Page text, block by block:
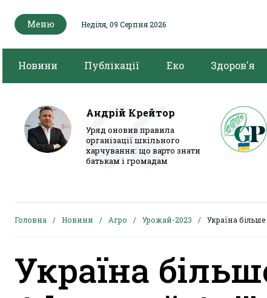
Меню Неділя, 09 Серпня 2026
Новини Публікації Еко Здоров'я
Андрій Крейтор
Уряд оновив правила
організації шкільного
харчування: що варто знати
батькам і громадам
Головна Новини Агро Урожай-2023 Україна
Україна